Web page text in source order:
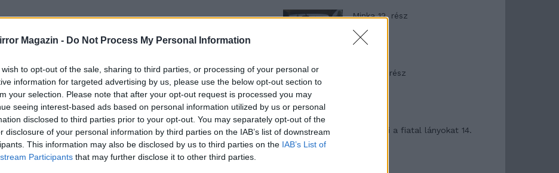
Magazin - Do Not Process My Personal Information
wish to opt-out of the sale, sharing to third parties, or processing of your personal or
information for targeted advertising by us, please use the below opt-out section to
your selection. Please note that after your opt-out request is processed you may
seeing interest-based ads based on personal information utilized by us or personal
disclosed to third parties prior to your opt-out. You may separately opt-out of the
disclosure of your personal information by third parties on the IAB’s list of downstream
This information may also be disclosed by us to third parties on the IAB’s List of
Participants that may further disclose it to other third parties.
Minka 12. rész
Minka 11. rész
T. szereti a fiatal lányokat 14.